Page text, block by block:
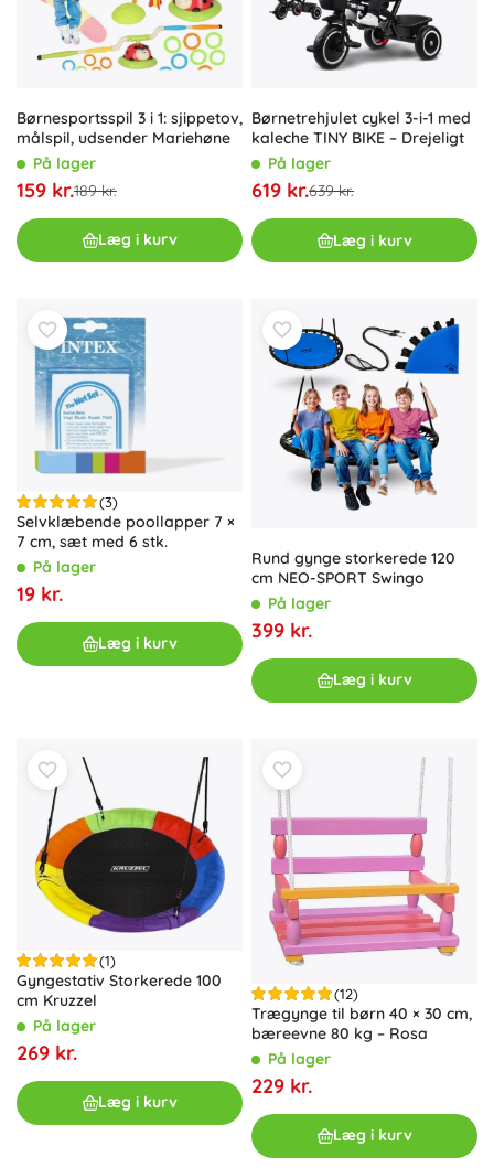
Børnesportsspil 3 i 1: sjippetov,
målspil, udsender Mariehøne
På lager
159 kr.189 kr.
Læg i kurv
Børnetrehjulet cykel 3-i-1 med
kaleche TINY BIKE – Drejeligt
På lager
619 kr.639 kr.
Læg i kurv
(3)
Selvklæbende poollapper 7 ×
7 cm, sæt med 6 stk.
På lager
19 kr.
Læg i kurv
Rund gynge storkerede 120
cm NEO-SPORT Swingo
På lager
399 kr.
Læg i kurv
(1)
Gyngestativ Storkerede 100
cm Kruzzel
På lager
269 kr.
Læg i kurv
(12)
Trægynge til børn 40 × 30 cm,
bæreevne 80 kg – Rosa
På lager
229 kr.
Læg i kurv